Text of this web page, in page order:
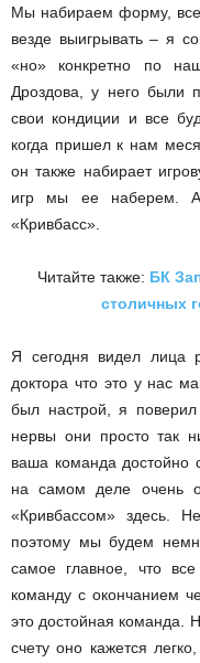
Мы набираем форму,
везде выигрывать – я
«но» конкретно по
Дроздова, у него были
свои кондиции и все
когда пришел к нам
он также набирает
игр мы ее наберем. А
«Кривбасс».
Читайте также: БК
столичных
Я сегодня видел лица
доктора что это у нас
был настрой, я
нервы они просто так
ваша команда достойно
на самом деле очень
«Кривбассом» здесь.
поэтому мы будем
самое главное, что
команду с окончанием
это достойная команда.
счету оно кажется